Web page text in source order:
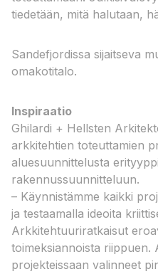
tiedetään, mitä halutaan,
Sandefjordissa sijaitseva
omakotitalo.
Inspiraatio
Ghilardi + Hellsten
arkkitehtien toteuttamien
aluesuunnittelusta
rakennussuunnitteluun.
– Käynnistämme kaikki
ja testaamalla ideoita
Arkkitehtuuriratkaisut
toimeksiannoista riippuen.
projekteissaan valinneet